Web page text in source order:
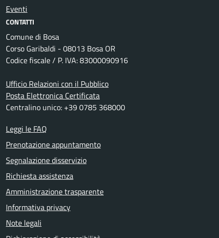
Eventi
CONTATTI
Comune di Bosa
Corso Garibaldi - 08013 Bosa OR
Codice fiscale / P. IVA: 83000090916
Ufficio Relazioni con il Pubblico
Posta Elettronica Certificata
Centralino unico: +39 0785 368000
Leggi le FAQ
Prenotazione appuntamento
Segnalazione disservizio
Richiesta assistenza
Amministrazione trasparente
Informativa privacy
Note legali